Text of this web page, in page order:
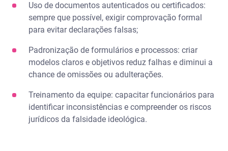
Uso de documentos autenticados ou certificados:
sempre que possível, exigir comprovação formal
para evitar declarações falsas;
Padronização de formulários e processos: criar
modelos claros e objetivos reduz falhas e diminui a
chance de omissões ou adulterações.
Treinamento da equipe: capacitar funcionários para
identificar inconsistências e compreender os riscos
jurídicos da falsidade ideológica.